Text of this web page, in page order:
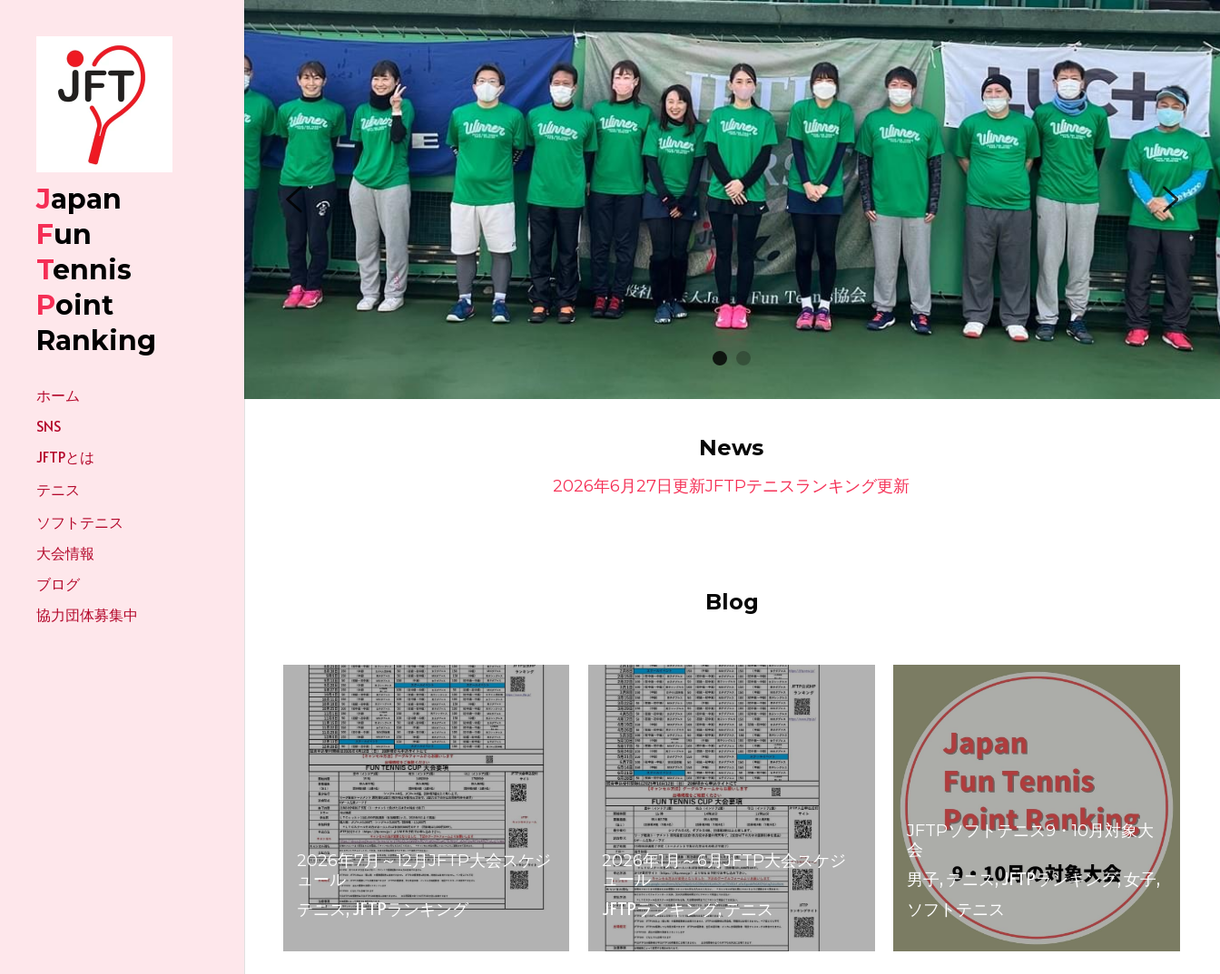
Japan
Fun
Tennis
Point
Ranking
ホーム
JFTPとは
テニス
ソフトテニス
大会情報
ブログ
協力団体募集中
News
2026年6月27日更新JFTPテニスランキング更新
Blog
2026年7月～12月JFTP大会スケジ
ュール
テニス,JFTPランキング
2026年1月～6月JFTP大会スケジ
ュール
JFTPランキング,テニス
JFTPソフトテニス9・10月対象大
男子, テニス,JFTPランキング,
女子,
ソフトテニス
un Tennis Point（JFTP）とは